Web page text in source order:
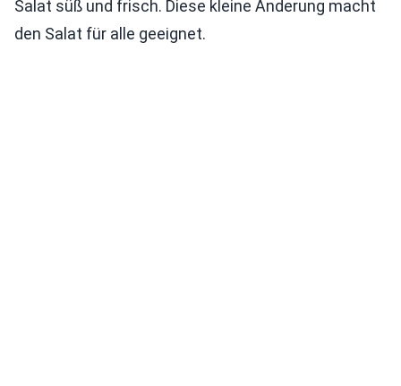
Salat süß und frisch. Diese kleine Änderung macht
den Salat für alle geeignet.